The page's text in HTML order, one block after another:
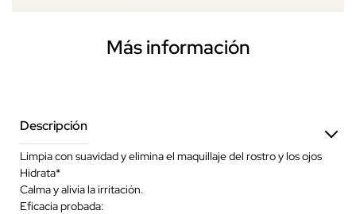
Más información
Descripción
Limpia con suavidad y elimina el maquillaje del rostro y los ojos
Hidrata*
Calma y alivia la irritación.
Eficacia probada: